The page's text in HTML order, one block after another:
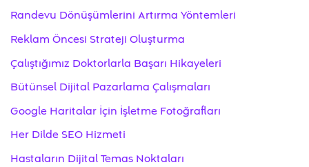
Randevu Dönüşümlerini Artırma Yöntemleri
Reklam Öncesi Strateji Oluşturma
Çalıştığımız Doktorlarla Başarı Hikayeleri
Bütünsel Dijital Pazarlama Çalışmaları
Google Haritalar İçin İşletme Fotoğrafları
Her Dilde SEO Hizmeti
Hastaların Dijital Temas Noktaları